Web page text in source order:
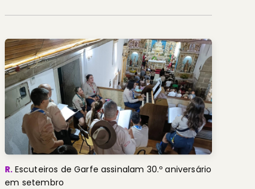
R. Escuteiros de Garfe assinalam 30.º aniversário
em setembro